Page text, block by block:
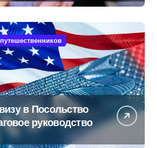
в Посольство
руководство